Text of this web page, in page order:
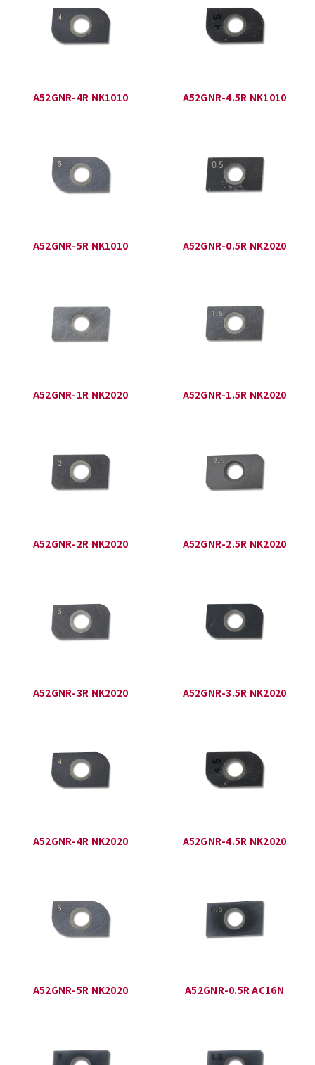
A52GNR-4R NK1010 A52GNR-4.5R NK1010
A52GNR-5R NK1010 A52GNR-0.5R NK2020
A52GNR-1R NK2020 A52GNR-1.5R NK2020
A52GNR-2R NK2020 A52GNR-2.5R NK2020
A52GNR-3R NK2020 A52GNR-3.5R NK2020
A52GNR-4R NK2020 A52GNR-4.5R NK2020
A52GNR-5R NK2020 A52GNR-0.5R AC16N